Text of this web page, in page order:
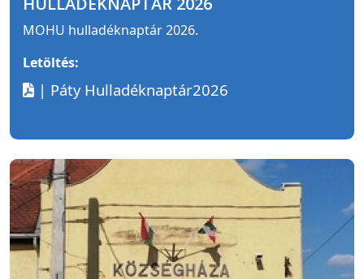
MOHU hulladéknaptár 2026.
Letöltés:
| Páty Hulladéknaptár2026